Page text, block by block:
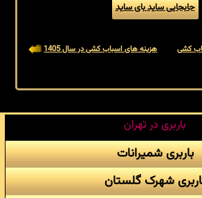
جابجایی ساید بای ساید
کشی هزینه های اسباب کشی در سال 1405
باربری در تهران
باربری شمیرانات
شهرک گلستان